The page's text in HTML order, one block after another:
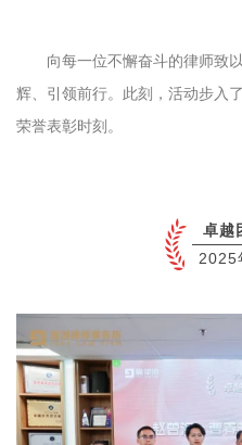
向每一位不懈奋斗的律师致
辉、引领前行。此刻，活动步
荣誉表彰时刻。
卓越
2025